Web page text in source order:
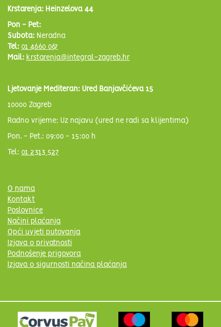
Krstarenja: Heinzelova 44
Pon - Pet:
Subota: Neradna
Tel: 01 4660 067
Mail: krstarenja@integral-zagreb.hr
Ljetovanje Mediteran: Ured Banjavčićeva 15
10000 Zagreb
Radno vrijeme: Uz najavu (ured ne radi sa klijentima)
Pon. - Pet.: 09:00 - 15:00 h
Tel: 01 2313 527
O nama
Kontakt
Poslovnice
Načini plaćanja
Opći uvjeti putovanja
Izjava o privatnosti
Podnošenje prigovora
Izjava o sigurnosti načina plaćanja